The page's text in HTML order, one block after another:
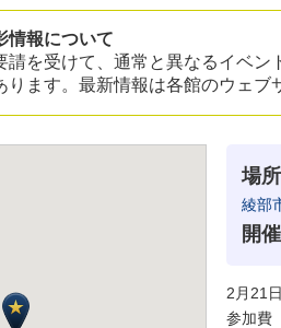
情報について
請を受けて、通常と異なるイベ
ります。最新情報は各館のウェ
場所
綾部
開
2月21
参加費